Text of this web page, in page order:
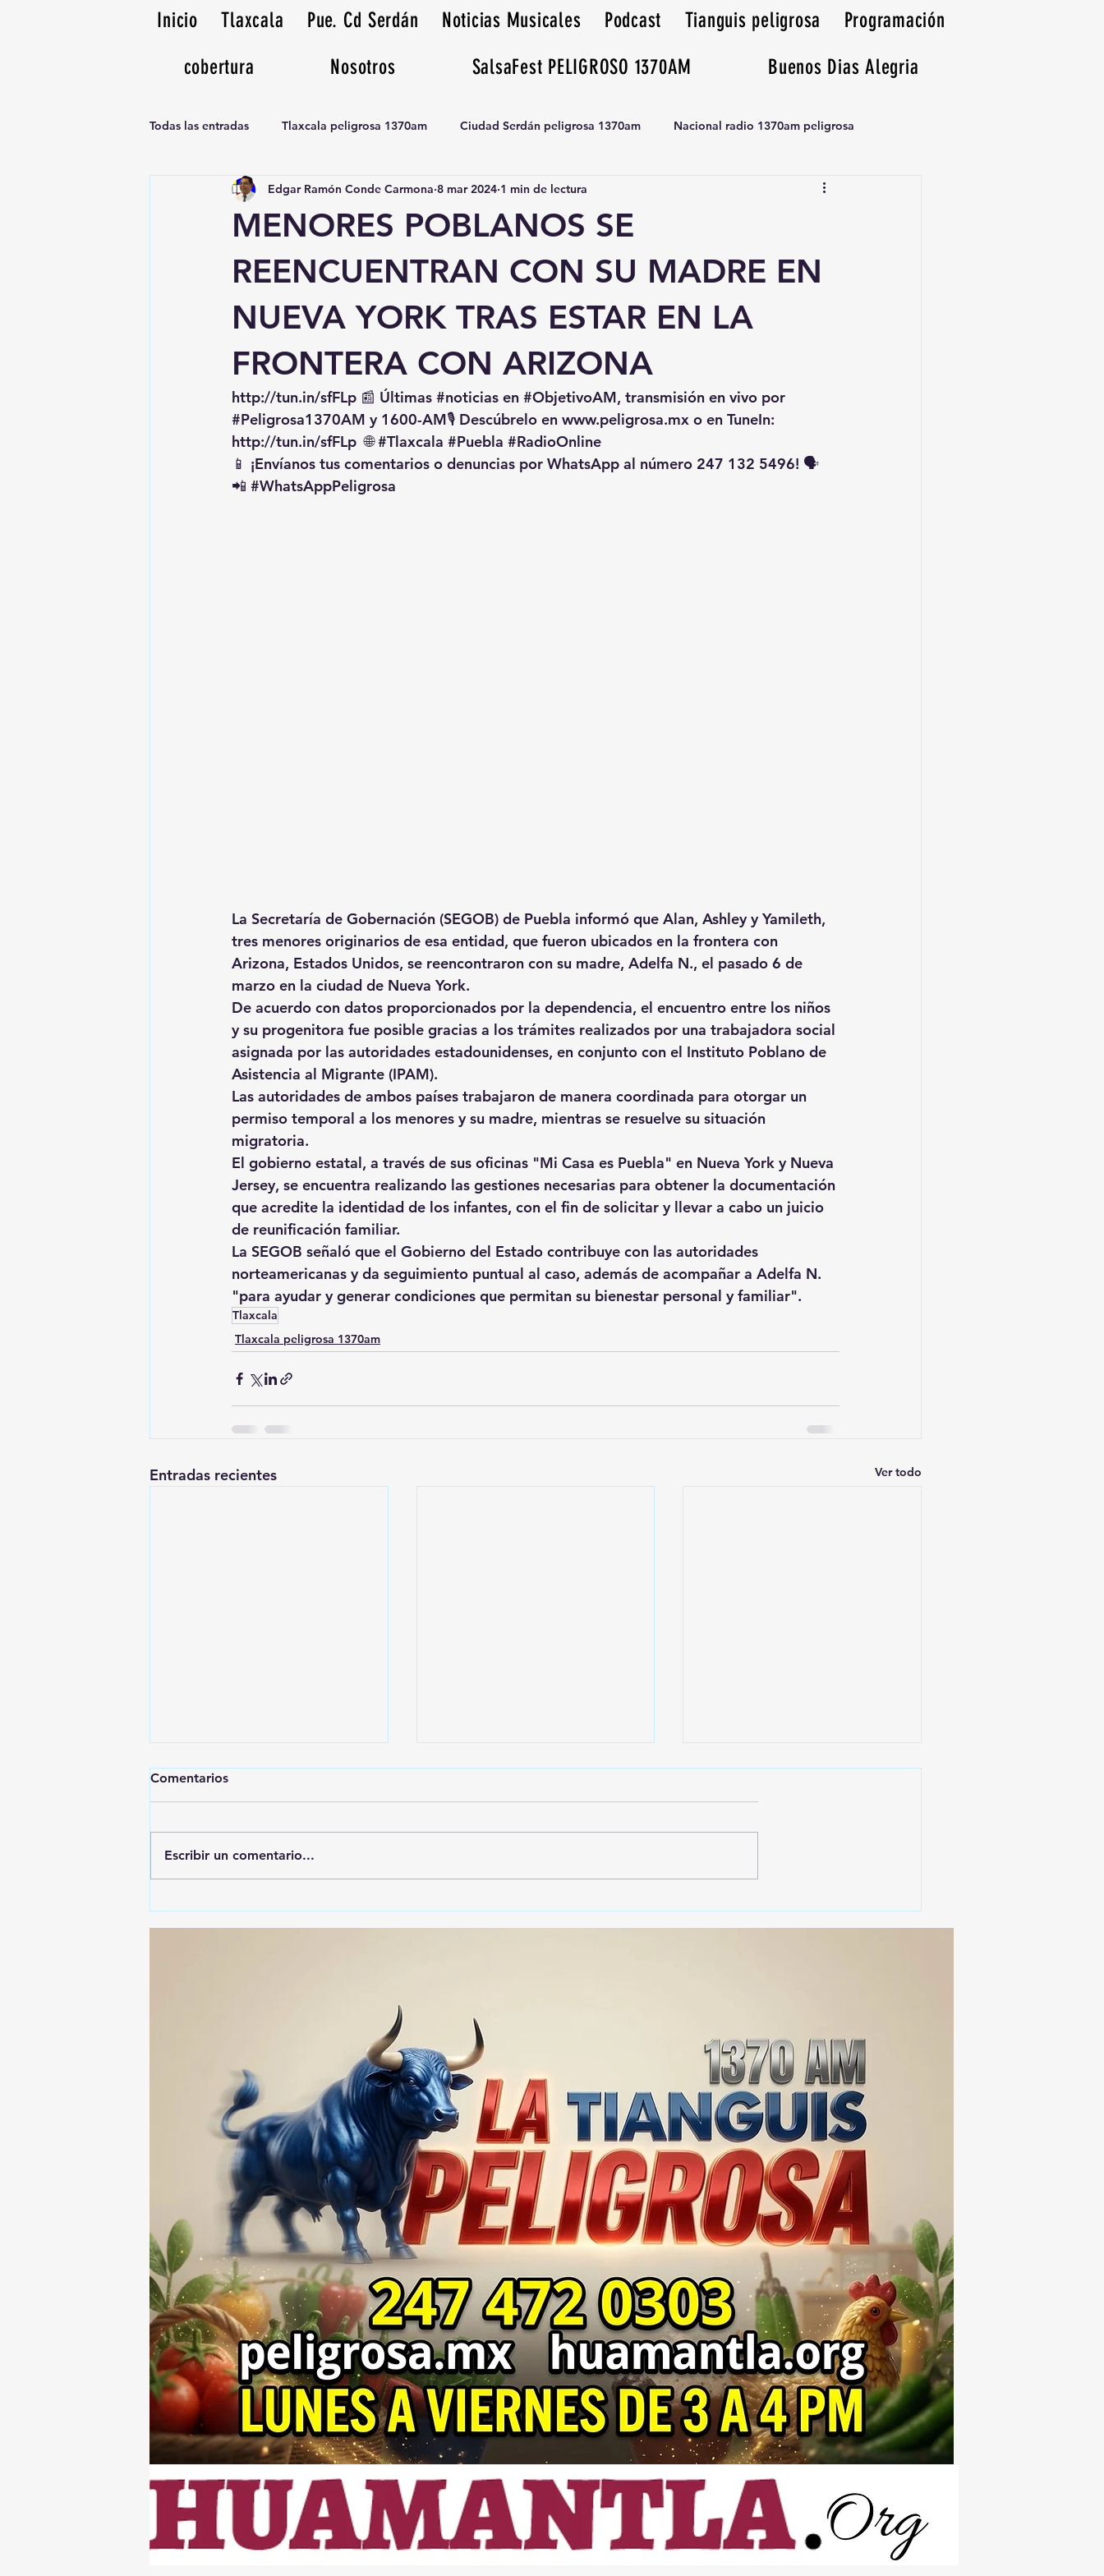
Inicio Tlaxcala Pue. Cd Serdán Noticias Musicales Podcast Tianguis peligrosa
Programación
cobertura
Nosotros SalsaFest PELIGROSO 1370AM Buenos Dias Alegria
Todas las entradas Tlaxcala peligrosa 1370am Ciudad Serdán peligrosa 1370am Nacional radio 1370am peligrosa
Noticias Musicales radio 1370am Tianguis peligrosa 1370am huamantla
MENORES POBLANOS SE
REENCUENTRAN CON SU MADRE EN
NUEVA YORK TRAS ESTAR EN LA
FRONTERA CON ARIZONA
Edgar Ramón Conde Carmona 8 mar 2024 1 min de lectura
http://tun.in/sfFLp 📰 Últimas #noticias en #ObjetivoAM, transmisión en vivo por
#Peligrosa1370AM y 1600-AM🎙️ Descúbrelo en www.peligrosa.mx o en TuneIn:
http://tun.in/sfFLp 🌐 #Tlaxcala #Puebla #RadioOnline
📱 ¡Envíanos tus comentarios o denuncias por WhatsApp al número 247 132 5496! 🗣️
📲 #WhatsAppPeligrosa
La Secretaría de Gobernación (SEGOB) de Puebla informó que Alan, Ashley y Yamileth,
tres menores originarios de esa entidad, que fueron ubicados en la frontera con
Arizona, Estados Unidos, se reencontraron con su madre, Adelfa N., el pasado 6 de
marzo en la ciudad de Nueva York.
De acuerdo con datos proporcionados por la dependencia, el encuentro entre los niños
y su progenitora fue posible gracias a los trámites realizados por una trabajadora social
asignada por las autoridades estadounidenses, en conjunto con el Instituto Poblano de
Asistencia al Migrante (IPAM).
Las autoridades de ambos países trabajaron de manera coordinada para otorgar un
permiso temporal a los menores y su madre, mientras se resuelve su situación
migratoria.
El gobierno estatal, a través de sus oficinas "Mi Casa es Puebla" en Nueva York y Nueva
Jersey, se encuentra realizando las gestiones necesarias para obtener la documentación
que acredite la identidad de los infantes, con el fin de solicitar y llevar a cabo un juicio
de reunificación familiar.
La SEGOB señaló que el Gobierno del Estado contribuye con las autoridades
norteamericanas y da seguimiento puntual al caso, además de acompañar a Adelfa N.
"para ayudar y generar condiciones que permitan su bienestar personal y familiar".
Tlaxcala
Tlaxcala peligrosa 1370am
Entradas recientes Ver todo
🚨🚔 CAPTURAN EN PUEBLA
A PRESUNTO
🚨🏛️ SECRETARIO DE
GOBIERNO ADMITE QUE
🚔💊 SSC ASEGURA MÁS DE
25 MIL DOSIS DE DROGA
Comentarios
Escribir un comentario...